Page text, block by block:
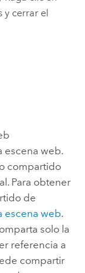
cerrar el
escena web.
compartido
Para obtener
de
escena web.
solo la
referencia a
compartir